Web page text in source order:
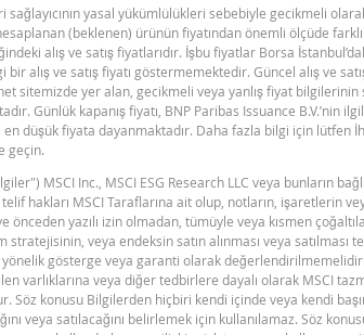
BNPP SPK ONAYLI SERMAYE PIYASASI
ARACI NOTU (24 SUBAT 2026 IHRACI) 1
yasal yükümlülükleri sebebiyle gecikmeli
(beklenen) ürünün fiyatından önemli ölçüde
alış ve satış fiyatlarıdır. İşbu fiyatlar Borsa
ve satış fiyatı göstermemektedir. Güncel alış ve
sitemizde yer alan, gecikmeli veya yanlış fiyat
Günlük kapanış fiyatı, BNP Paribas Issuance B.V.’nin
düşük fiyata dayanmaktadır. Daha fazla bilgi için lütfen
geçin.
MSCI Inc., MSCI ESG Research LLC veya bunların
hakları MSCI Taraflarına ait olup, notların, işaretlerin
yazılı izin olmadan, tümüyle veya kısmen
veya endeksin satın alınması veya satılması
gösterge veya garanti olarak
varlıklarına veya diğer tedbirlere dayalı olarak MSCI
konusu Bilgilerden hiçbiri kendi içinde veya kendi
veya satılacağını belirlemek için kullanılamaz. Söz